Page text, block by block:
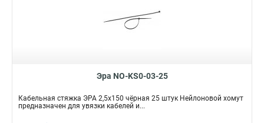
Эра NO-KS0-03-25
Кабельная стяжка ЭРА 2,5х150 чёрная 25 штук Нейлоновой хомут
предназначен для увязки кабелей и...